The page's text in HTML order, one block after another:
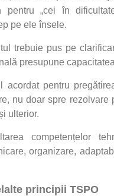
„cei în
pe ele însele.
trebuie pus pe
presupune
acordat pentru
nu doar spre
ulterior.
competențelor
organizare,
principii TSPO